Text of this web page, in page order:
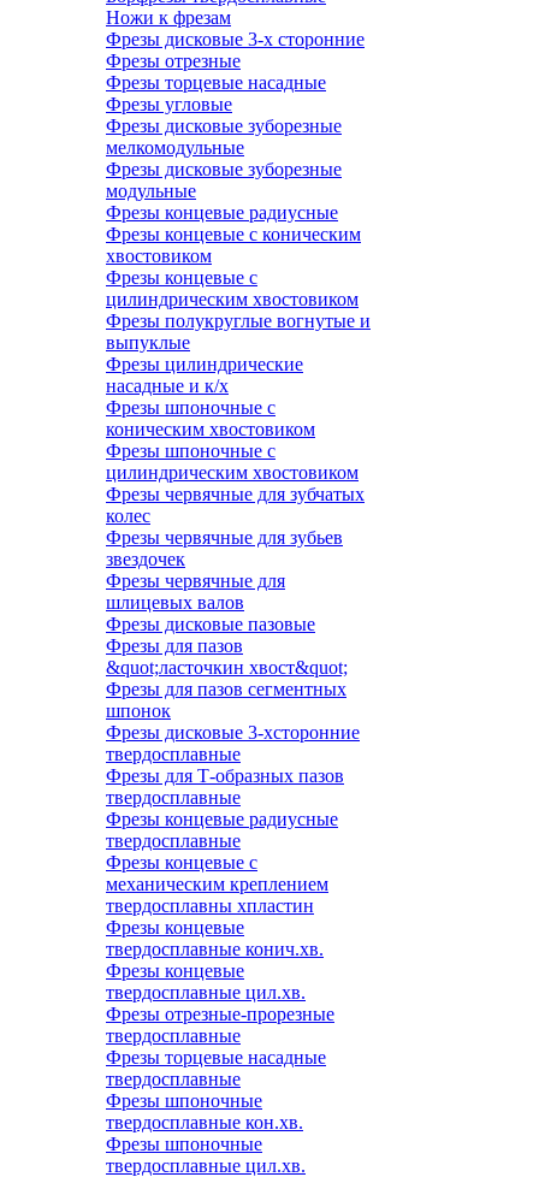
Ножи к фрезам
Фрезы дисковые 3-х сторонние
Фрезы отрезные
Фрезы торцевые насадные
Фрезы угловые
Фрезы дисковые зуборезные
мелкомодульные
Фрезы дисковые зуборезные
модульные
Фрезы концевые радиусные
Фрезы концевые с коническим
хвостовиком
Фрезы концевые с
цилиндрическим хвостовиком
Фрезы полукруглые вогнутые и
выпуклые
Фрезы цилиндрические
насадные и к/х
Фрезы шпоночные с
коническим хвостовиком
Фрезы шпоночные с
цилиндрическим хвостовиком
Фрезы червячные для зубчатых
колес
Фрезы червячные для зубьев
звездочек
Фрезы червячные для
шлицевых валов
Фрезы дисковые пазовые
Фрезы для пазов
&quot;ласточкин хвост&quot;
Фрезы для пазов сегментных
шпонок
Фрезы дисковые 3-хсторонние
твердосплавные
Фрезы для Т-образных пазов
твердосплавные
Фрезы концевые радиусные
твердосплавные
Фрезы концевые с
механическим креплением
твердосплавны хпластин
Фрезы концевые
твердосплавные конич.хв.
Фрезы концевые
твердосплавные цил.хв.
Фрезы отрезные-прорезные
твердосплавные
Фрезы торцевые насадные
твердосплавные
Фрезы шпоночные
твердосплавные кон.хв.
Фрезы шпоночные
твердосплавные цил.хв.